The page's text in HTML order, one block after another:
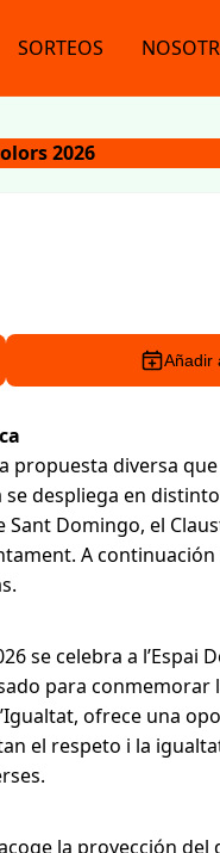
SORTEOS
2026
Añadir
propuesta diversa
despliega en
Sant Domingo, el
A
se celebra a l’Espai
para
ofrece una
el respeto i la
la proyección